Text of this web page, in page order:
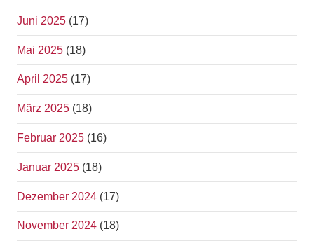
Juni 2025 (17)
Mai 2025 (18)
April 2025 (17)
März 2025 (18)
Februar 2025 (16)
Januar 2025 (18)
Dezember 2024 (17)
November 2024 (18)